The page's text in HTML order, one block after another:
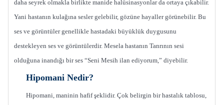
daha seyrek olmakla birlikte manide halüsinasyonlar da ortaya çıkabilir.
Yani hastanın kulağına sesler gelebilir, gözüne hayaller görünebilir. Bu
ses ve görüntüler genellikle hastadaki büyüklük duygusunu
destekleyen ses ve görüntülerdir. Mesela hastanın Tanrının sesi
olduğuna inandığı bir ses “Seni Mesih ilan ediyorum,” diyebilir.
Hipomani Nedir?
Hipomani, maninin hafif şeklidir. Çok belirgin bir hastalık tablosu,